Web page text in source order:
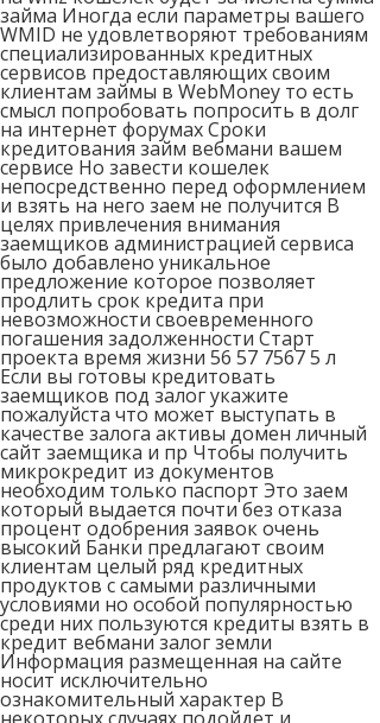
займа Иногда если параметры вашего
WMID не удовлетворяют требованиям
специализированных кредитных
сервисов предоставляющих своим
клиентам займы в WebMoney то есть
смысл попробовать попросить в долг
на интернет форумах Сроки
кредитования займ вебмани вашем
сервисе Но завести кошелек
непосредственно перед оформлением
и взять на него заем не получится В
целях привлечения внимания
заемщиков администрацией сервиса
было добавлено уникальное
предложение которое позволяет
продлить срок кредита при
невозможности своевременного
погашения задолженности Старт
проекта время жизни 56 57 7567 5 л
Если вы готовы кредитовать
заемщиков под залог укажите
пожалуйста что может выступать в
качестве залога активы домен личный
сайт заемщика и пр Чтобы получить
микрокредит из документов
необходим только паспорт Это заем
который выдается почти без отказа
процент одобрения заявок очень
высокий Банки предлагают своим
клиентам целый ряд кредитных
продуктов с самыми различными
условиями но особой популярностью
среди них пользуются кредиты взять в
кредит вебмани залог земли
Информация размещенная на сайте
носит исключительно
ознакомительный характер В